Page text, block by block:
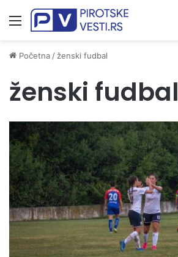
Meni
Početna / ženski fudbal
ženski fudbal